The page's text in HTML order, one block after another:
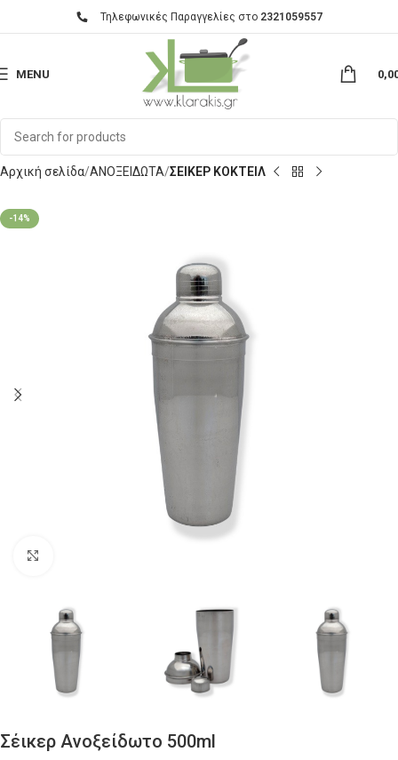
Τηλεφωνικές Παραγγελίες στο 2321059557
MENU
Αρχική σελίδα ΑΝΟΞΕΙΔΩΤΑ ΣΕΙΚΕΡ ΚΟΚΤΕΙΛ
-14%
Σέικερ Ανοξείδωτο 500ml